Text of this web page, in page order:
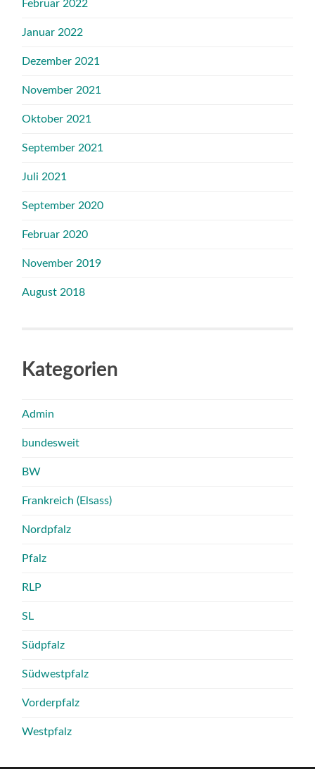
Februar 2022
Januar 2022
Dezember 2021
November 2021
Oktober 2021
September 2021
Juli 2021
September 2020
Februar 2020
November 2019
August 2018
Kategorien
Admin
bundesweit
BW
Frankreich (Elsass)
Nordpfalz
Pfalz
RLP
SL
Südpfalz
Südwestpfalz
Vorderpfalz
Westpfalz